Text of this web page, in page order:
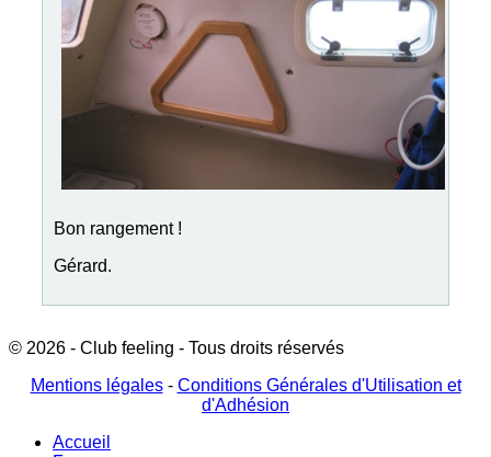
Bon rangement !
Gérard.
© 2026 - Club feeling - Tous droits réservés
Mentions légales- Conditions Générales d'Utilisation et
d'Adhésion
Accueil